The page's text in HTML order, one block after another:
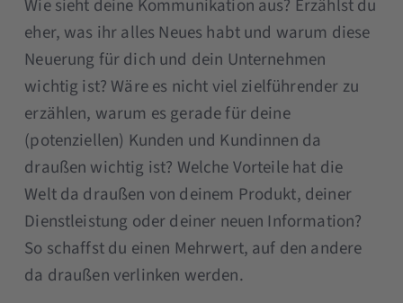
Wie sieht deine Kommunikation aus? Erzählst du
eher, was ihr alles Neues habt und warum diese
Neuerung für dich und dein Unternehmen
wichtig ist? Wäre es nicht viel zielführender zu
erzählen, warum es gerade für deine
(potenziellen) Kunden und Kundinnen da
draußen wichtig ist? Welche Vorteile hat die
Welt da draußen von deinem Produkt, deiner
Dienstleistung oder deiner neuen Information?
So schaffst du einen Mehrwert, auf den andere
da draußen verlinken werden.